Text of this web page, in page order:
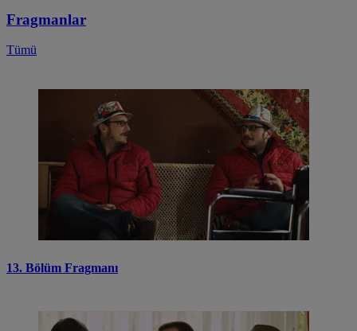
Fragmanlar
Tümü
13. Bölüm Fragmanı